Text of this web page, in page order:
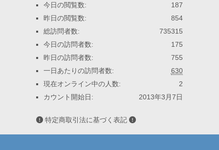
187
今日の閲覧数:
854
昨日の閲覧数:
735315
総訪問者数:
175
今日の訪問者数:
755
昨日の訪問者数:
630
一日あたりの訪問者数:
2
現在オンライン中の人数:
2013年3月7日
カウント開始日:
特定商取引法に基づく表記